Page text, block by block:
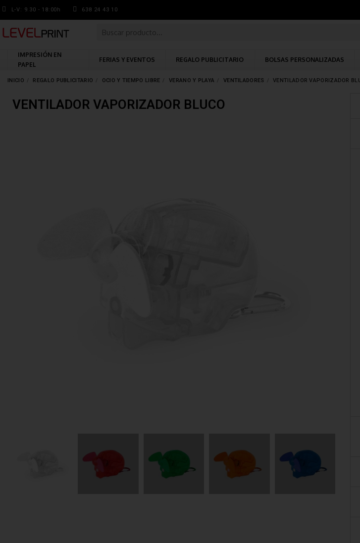
L-V: 9.30 - 18:00h 638 24 43 10
IMPRESIÓN EN
PAPEL
FERIAS Y EVENTOS REGALO PUBLICITARIO BOLSAS PERSONALIZADAS
INICIO REGALO PUBLICITARIO OCIO Y TIEMPO LIBRE VERANO Y PLAYA VENTILADORES VENTILADOR VAPORIZADOR
VENTILADOR VAPORIZADOR BLUCO